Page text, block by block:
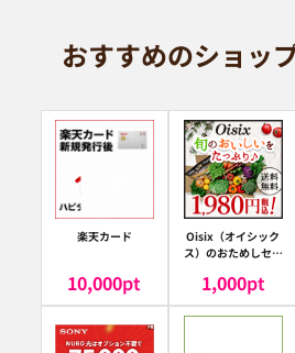
おすすめのショッ
楽天カード
10,000pt
Oisix（オイシック
ス）のおためしセッ
1,000pt